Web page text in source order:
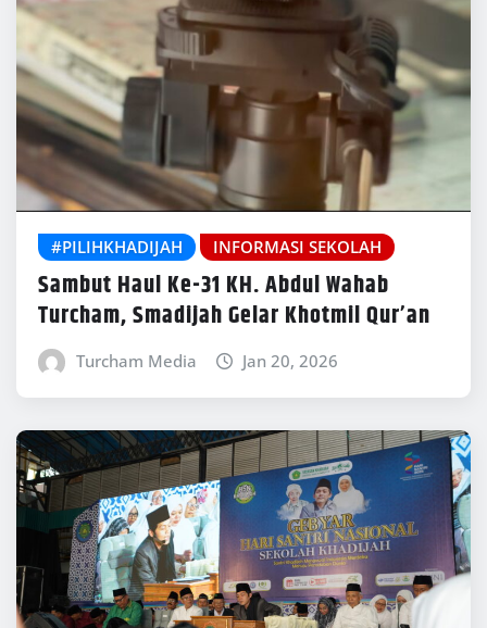
#PILIHKHADIJAH INFORMASI SEKOLAH
Sambut Haul Ke-31 KH. Abdul Wahab
Turcham, Smadijah Gelar Khotmil Qur’an
Turcham Media Jan 20, 2026